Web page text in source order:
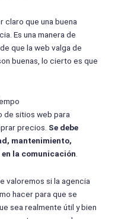
que una buena
Es una manera de
que la web valga de
buenas, lo cierto es que
de sitios web para
precios. Se debe
mantenimiento,
la comunicación
valoremos si la agencia
hacer para que se
sea realmente útil y bien